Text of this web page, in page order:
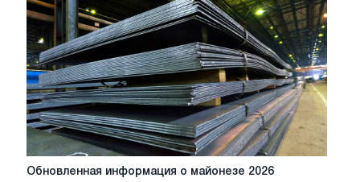
Обновленная
Обновленная информация о майонезе 2026